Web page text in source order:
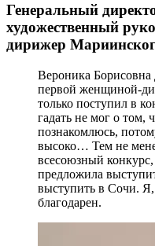
Генеральный
художественный
дирижер
Вероника Борисовна
первой женщиной-
только поступил в
гадать не мог о том,
познакомлюсь,
высоко… Тем не
всесоюзный
предложила
выступить в Сочи.
благодарен.